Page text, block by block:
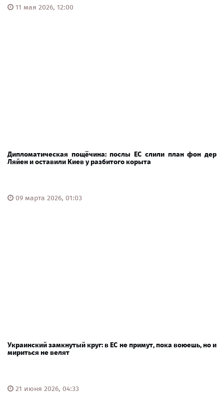
11 мая 2026, 12:00
Дипломатическая пощёчина: послы ЕС слили план фон дер
Ляйен и оставили Киев у разбитого корыта
09 марта 2026, 01:03
Украинский замкнутый круг: в ЕС не примут, пока воюешь, но и
мириться не велят
21 июня 2026, 04:33